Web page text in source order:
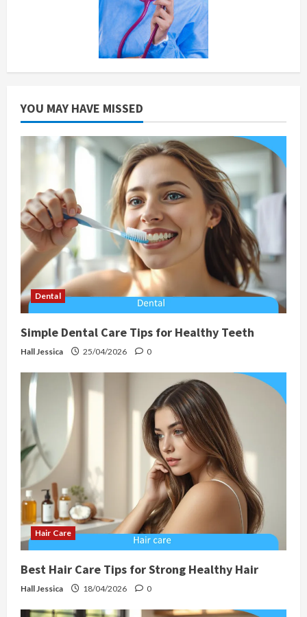
YOU MAY HAVE MISSED
Dental
Simple Dental Care Tips for Healthy Teeth
Hall Jessica 25/04/2026 0
Hair Care
Best Hair Care Tips for Strong Healthy Hair
Hall Jessica 18/04/2026 0